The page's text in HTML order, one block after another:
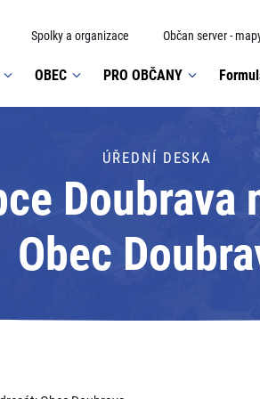
Spolky a organizace Občan server -
OBEC PRO OBČANY
ÚŘEDNÍ DESKA
Obec